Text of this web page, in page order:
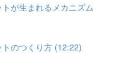
が生まれるメカニズム
のつくり方 (12:22)